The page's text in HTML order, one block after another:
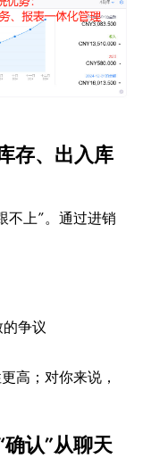
存、出入库
不上”。通过进销
争议
高；对你来说，
认”从聊天